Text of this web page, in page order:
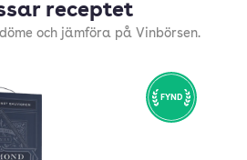
receptet
och jämföra på Vinbörsen.
FYND